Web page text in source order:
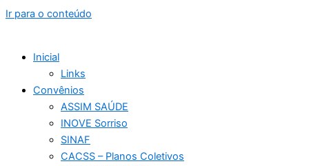
Ir para o conteúdo
Inicial
Links
Convênios
ASSIM SAÚDE
INOVE Sorriso
SINAF
CACSS – Planos Coletivos